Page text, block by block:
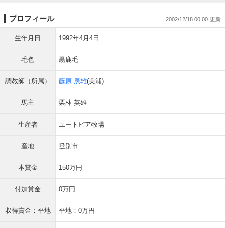
プロフィール 2002/12/18 00:00
生年月日 1992年4月4日
毛色 黒鹿毛
調教師（所属） 藤原 辰雄(美浦)
馬主 栗林 英雄
生産者 ユートピア牧場
産地 登別市
本賞金 150万円
付加賞金 0万円
収得賞金：平地 平地：0万円